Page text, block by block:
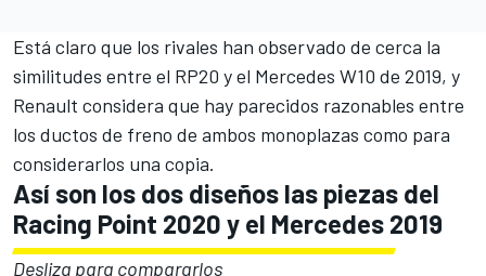
Está claro que los rivales han observado de cerca la
similitudes entre el RP20 y el Mercedes W10 de 2019, y
Renault considera que hay parecidos razonables entre
los ductos de freno de ambos monoplazas como para
considerarlos una copia.
Así son los dos diseños las piezas del
Racing Point 2020 y el Mercedes 2019
Desliza para compararlos